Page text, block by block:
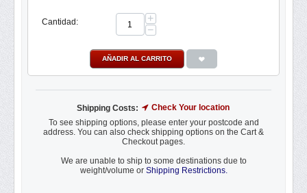
Cantidad:
+
−
AÑADIR AL CARRITO
Shipping Costs:
Check Your location
To see shipping options, please enter your postcode and
address. You can also check shipping options on the Cart &
Checkout pages.
We are unable to ship to some destinations due to
weight/volume or Shipping Restrictions.